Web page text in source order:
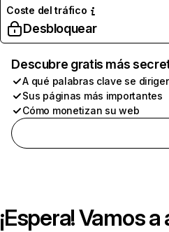
Coste del tráfico
Desbloquear
Descubre gratis más
A qué palabras clave se
Sus páginas más importantes
Cómo monetizan su web
¡Espera! Vamos